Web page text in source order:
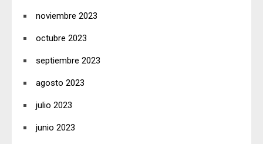
noviembre 2023
octubre 2023
septiembre 2023
agosto 2023
julio 2023
junio 2023